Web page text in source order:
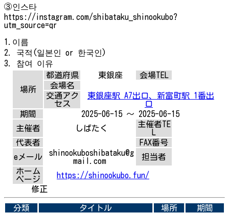
③인스타
https://instagram.com/shibataku_shinookubo?
utm_source=qr
1.이름
2. 국적(일본인 or 한국인)
3. 참여 이유
場所
都道府県 東銀座
会場TEL
会場名
交通アク
セス
東銀座駅 A7出口、新富町駅 1番出
口
期間
2025-06-15 ～ 2025-06-15
主催者
しばたく
主催者TE
代表者
FAX番号
eメール
shinookuboshibataku@g
mail.com
担当者
ホーム
ページ
https://shinookubo.fun/
修正
分類 タイトル 場所
期間